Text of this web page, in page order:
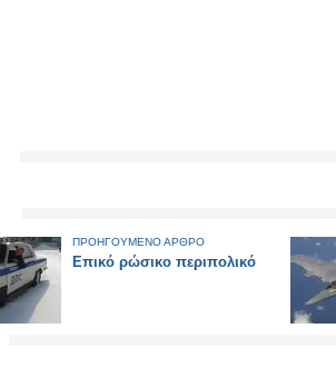
ΠΡΟΗΓΟΥΜΕΝΟ ΑΡΘΡΟ
Επικό ρώσικο περιπολικό